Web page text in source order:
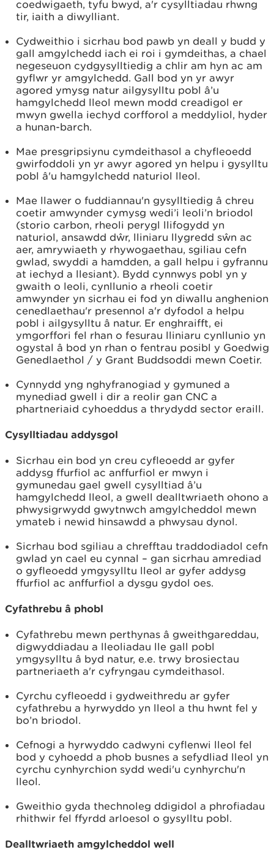
coedwigaeth, tyfu bwyd, a'r cysylltiadau rhwng
tir, iaith a diwylliant.
Cydweithio i sicrhau bod pawb yn deall y budd y
gall amgylchedd iach ei roi i gymdeithas, a chael
negeseuon cydgysylltiedig a chlir am hyn ac am
gyflwr yr amgylchedd. Gall bod yn yr awyr
agored ymysg natur ailgysylltu pobl â’u
hamgylchedd lleol mewn modd creadigol er
mwyn gwella iechyd corfforol a meddyliol, hyder
a hunan-barch.
Mae presgripsiynu cymdeithasol a chyfleoedd
gwirfoddoli yn yr awyr agored yn helpu i gysylltu
pobl â'u hamgylchedd naturiol lleol.
Mae llawer o fuddiannau'n gysylltiedig â chreu
coetir amwynder cymysg wedi’i leoli’n briodol
(storio carbon, rheoli perygl llifogydd yn
naturiol, ansawdd dŵr, lliniaru llygredd sŵn ac
aer, amrywiaeth y rhywogaethau, sgiliau cefn
gwlad, swyddi a hamdden, a gall helpu i gyfrannu
at iechyd a llesiant). Bydd cynnwys pobl yn y
gwaith o leoli, cynllunio a rheoli coetir
amwynder yn sicrhau ei fod yn diwallu anghenion
cenedlaethau'r presennol a'r dyfodol a helpu
pobl i ailgysylltu â natur. Er enghraifft, ei
ymgorffori fel rhan o fesurau lliniaru cynllunio yn
ogystal â bod yn rhan o fentrau posibl y Goedwig
Genedlaethol / y Grant Buddsoddi mewn Coetir.
Cynnydd yng nghyfranogiad y gymuned a
mynediad gwell i dir a reolir gan CNC a
phartneriaid cyhoeddus a thrydydd sector eraill.
Cysylltiadau addysgol
Sicrhau ein bod yn creu cyfleoedd ar gyfer
addysg ffurfiol ac anffurfiol er mwyn i
gymunedau gael gwell cysylltiad â’u
hamgylchedd lleol, a gwell dealltwriaeth ohono a
phwysigrwydd gwytnwch amgylcheddol mewn
ymateb i newid hinsawdd a phwysau dynol.
Sicrhau bod sgiliau a chrefftau traddodiadol cefn
gwlad yn cael eu cynnal – gan sicrhau amrediad
o gyfleoedd ymgysylltu lleol ar gyfer addysg
ffurfiol ac anffurfiol a dysgu gydol oes.
Cyfathrebu â phobl
Cyfathrebu mewn perthynas â gweithgareddau,
digwyddiadau a lleoliadau lle gall pobl
ymgysylltu â byd natur, e.e. trwy brosiectau
partneriaeth a'r cyfryngau cymdeithasol.
Cyrchu cyfleoedd i gydweithredu ar gyfer
cyfathrebu a hyrwyddo yn lleol a thu hwnt fel y
bo’n briodol.
Cefnogi a hyrwyddo cadwyni cyflenwi lleol fel
bod y cyhoedd a phob busnes a sefydliad lleol yn
cyrchu cynhyrchion sydd wedi'u cynhyrchu'n
lleol.
Gweithio gyda thechnoleg ddigidol a phrofiadau
rhithwir fel ffyrdd arloesol o gysylltu pobl.
Dealltwriaeth amgylcheddol well